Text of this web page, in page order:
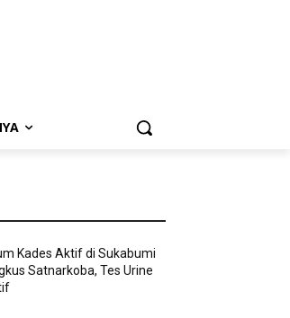
Kades Aktif di Sukabumi
Satnarkoba, Tes Urine